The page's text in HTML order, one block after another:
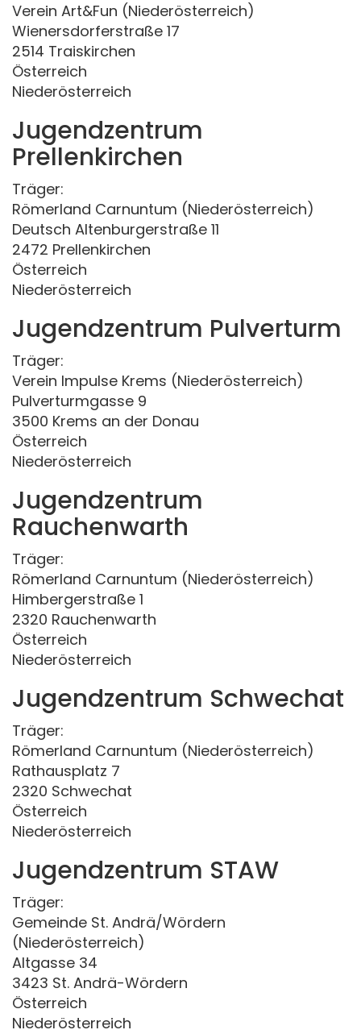
Verein Art&Fun (Niederösterreich)
Wienersdorferstraße 17
2514 Traiskirchen
Österreich
Niederösterreich
Jugendzentrum
Prellenkirchen
Träger:
Römerland Carnuntum (Niederösterreich)
Deutsch Altenburgerstraße 11
2472 Prellenkirchen
Österreich
Niederösterreich
Jugendzentrum Pulverturm
Träger:
Verein Impulse Krems (Niederösterreich)
Pulverturmgasse 9
3500 Krems an der Donau
Österreich
Niederösterreich
Jugendzentrum
Rauchenwarth
Träger:
Römerland Carnuntum (Niederösterreich)
Himbergerstraße 1
2320 Rauchenwarth
Österreich
Niederösterreich
Jugendzentrum Schwechat
Träger:
Römerland Carnuntum (Niederösterreich)
Rathausplatz 7
2320 Schwechat
Österreich
Niederösterreich
Jugendzentrum STAW
Träger:
Gemeinde St. Andrä/Wördern
(Niederösterreich)
Altgasse 34
3423 St. Andrä-Wördern
Österreich
Niederösterreich